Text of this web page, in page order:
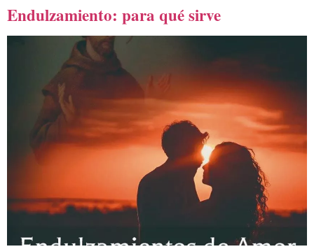
Endulzamiento: para qué sirve